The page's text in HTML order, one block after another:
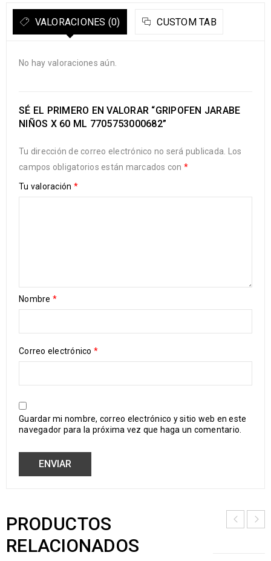
VALORACIONES (0) CUSTOM TAB
No hay valoraciones aún.
SÉ EL PRIMERO EN VALORAR “GRIPOFEN JARABE
NIÑOS X 60 ML 7705753000682”
Tu dirección de correo electrónico no será publicada.
Los
campos obligatorios están marcados con *
Tu valoración *
Nombre *
Correo electrónico *
Guardar mi nombre, correo electrónico y sitio web en este
navegador para la próxima vez que haga un comentario.
PRODUCTOS
RELACIONADOS